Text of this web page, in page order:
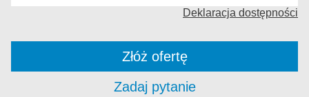
Deklaracja dostępności
Złóż ofertę
Zadaj pytanie